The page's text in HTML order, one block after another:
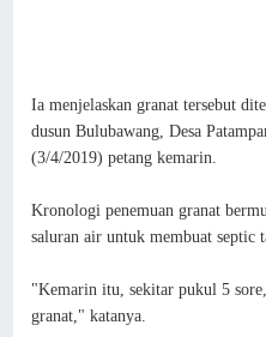
Ia menjelaskan granat tersebut
dusun Bulubawang, Desa
(3/4/2019) petang kemarin.
Kronologi penemuan granat
saluran air untuk membuat septic
"Kemarin itu, sekitar pukul 5
granat," katanya.